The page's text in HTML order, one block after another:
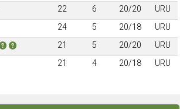
22 6 20/20
URU
24 5 20/18
URU
21 5 20/20
URU
21 4 20/18 URU